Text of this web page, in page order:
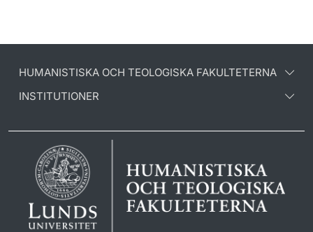
HUMANISTISKA OCH TEOLOGISKA FAKULTETERNA
INSTITUTIONER